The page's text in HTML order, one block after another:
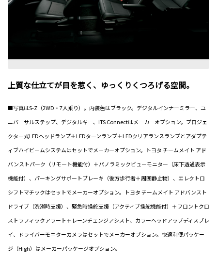
上質な仕立てが目を惹く、ゆっくりくつろげる空間。
■写真はS-Z（2WD・7人乗り）。内装色はブラック。デジタルインナーミラー、ユ
ニバーサルステップ、デジタルキー、ITS Connectはメーカーオプション。プロジェ
クター式LEDヘッドランプ＋LEDターンランプ＋LEDクリアランスランプとアダプテ
ィブハイビームシステムはセットでメーカーオプション。トヨタ チームメイト アド
バンストパーク（リモート機能付）＋パノラミックビューモニター（床下透過表示
機能付）、パーキングサポートブレーキ（後方歩行者＋周囲静止物）、エレクトロ
シフトマチックはセットでメーカーオプション。トヨタ チームメイト アドバンスト
ドライブ（渋滞時支援）、緊急時操舵支援（アクティブ操舵機能付）＋フロントクロ
ストラフィックアラート＋レーンチェンジアシスト、カラーヘッドアップディスプレ
イ、ドライバーモニターカメラはセットでメーカーオプション。快適利便パッケー
ジ（High）はメーカーパッケージオプション。